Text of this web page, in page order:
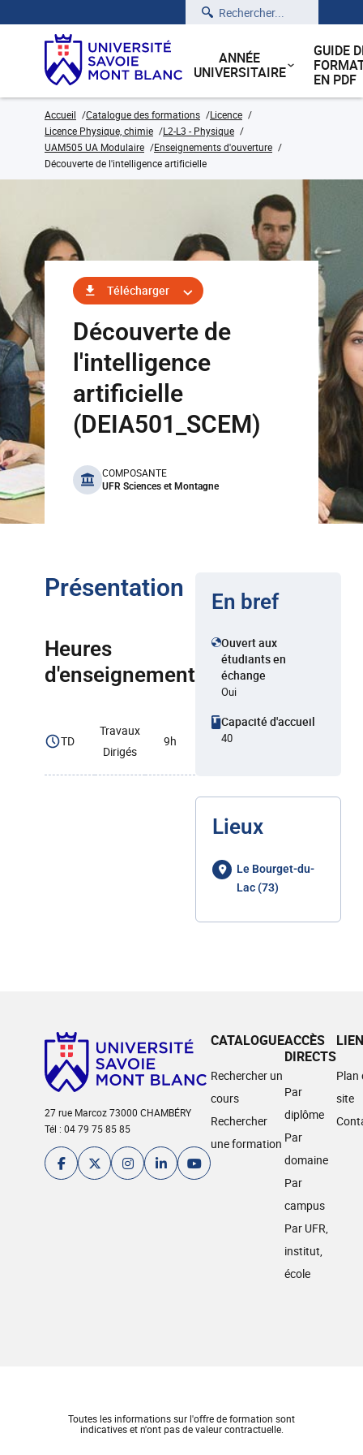
Rechercher
ANNÉE
UNIVERSITAIRE
GUIDE
EN PDF
Accueil Catalogue des formations
Licence
Licence Physique, chimie
L2-L3 - Physique
UAM505 UA Modulaire
Enseignements d'ouverture
Découverte de l'intelligence artificielle
Télécharger
Découverte de
l'intelligence
artificielle
(DEIA501_SCEM)
benefits
COMPOSANTE
UFR Sciences et Montagne
Présentation
Heures
d'enseignement
TD
Travaux
Dirigés
9h
En bref
Ouvert aux
étudiants en
échange
Oui
Capacité d'accueil
40
Lieux
Le Bourget-du-
Lac (73)
27 rue Marcoz 73000 CHAMBÉRY
Tél : 04 79 75 85 85
CATALOGUE
Rechercher un
cours
Rechercher
une formation
ACCÈS
DIRECTS
Par
diplôme
Par
domaine
Par
campus
Par UFR,
institut,
école
Plan
site
Toutes les informations sur l'offre de formation sont
indicatives et n'ont pas de valeur contractuelle.